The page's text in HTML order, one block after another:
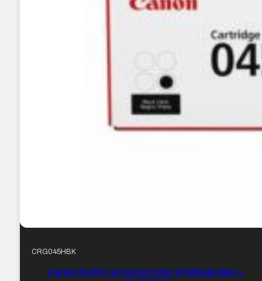
CRG045HBK
Canon 045H Cartuccia toner Originale Nero –